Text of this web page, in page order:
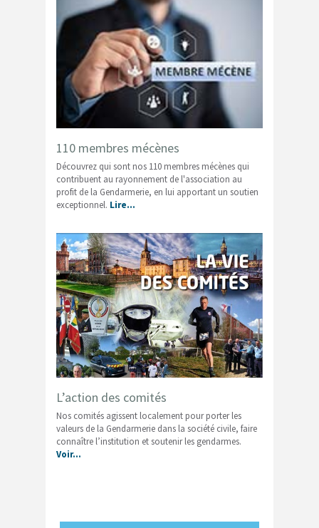
110 membres mécènes
Découvrez qui sont nos 110 membres mécènes qui
contribuent au rayonnement de l'association au
profit de la Gendarmerie, en lui apportant un soutien
exceptionnel. Lire…
L’action des comités
Nos comités agissent localement pour porter les
valeurs de la Gendarmerie dans la société civile, faire
connaître l’institution et soutenir les gendarmes.
Voir…